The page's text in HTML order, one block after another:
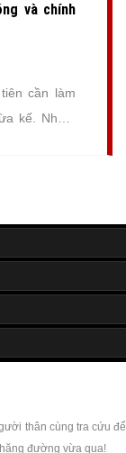
và chính
cần làm
kế. Nhằm
thân cùng tra cứu để
đường vừa qua!